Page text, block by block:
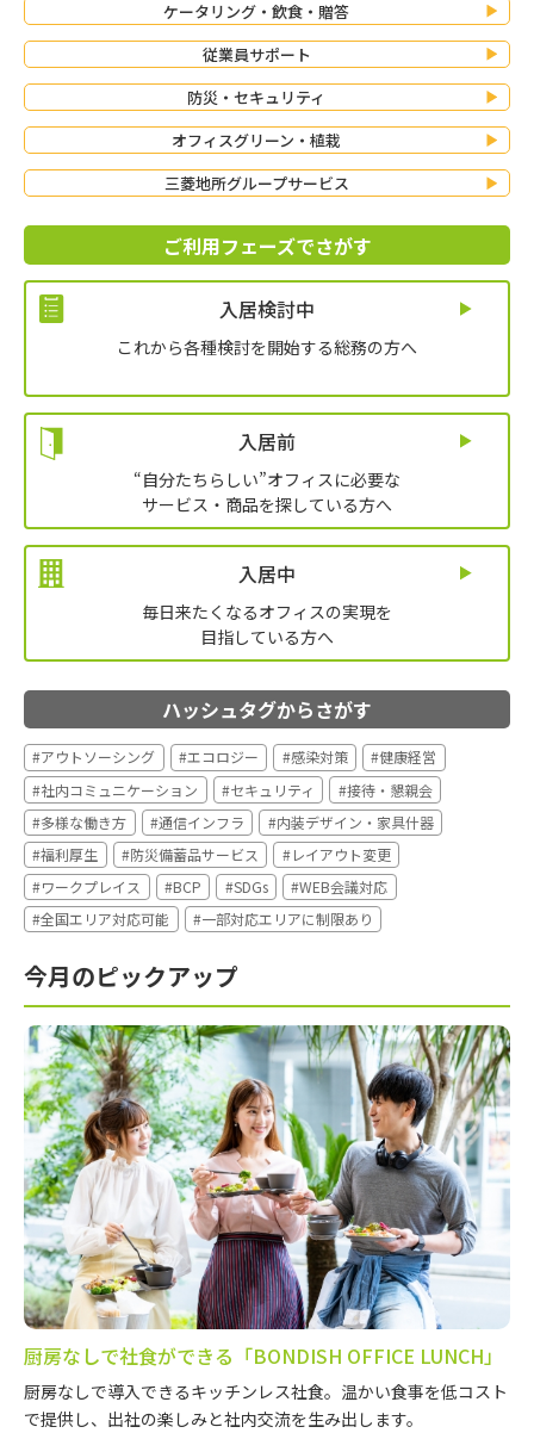
ケータリング・飲食・贈答
従業員サポート
防災・セキュリティ
オフィスグリーン・植栽
三菱地所グループサービス
ご利用フェーズでさがす
入居検討中
これから各種検討を開始する総務の方へ
入居前
“自分たちらしい”オフィスに必要な
サービス・商品を探している方へ
入居中
毎日来たくなるオフィスの実現を
目指している方へ
ハッシュタグからさがす
#アウトソーシング #エコロジー #感染対策
#健康経営
#社内コミュニケーション
#セキュリティ
#接待・懇親会
#多様な働き方
#通信インフラ
#内装デザイン・家具什器
#福利厚生
#防災備蓄品サービス
#レイアウト変更
#ワークプレイス
#BCP #SDGs
#WEB会議対応
#全国エリア対応可能
#一部対応エリアに制限あり
今月のピックアップ
厨房なしで社食ができる「BONDISH OFFICE LUNCH」
厨房なしで導入できるキッチンレス社食。温かい食事を低コスト
で提供し、出社の楽しみと社内交流を生み出します。